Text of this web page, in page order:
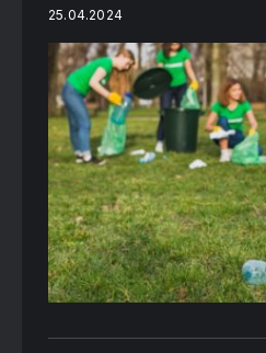
25.04.2024